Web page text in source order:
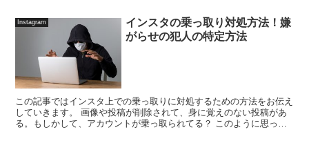
Instagram
インスタの乗っ取り対処方法！嫌
がらせの犯人の特定方法
この記事ではインスタ上での乗っ取りに対処するための方法をお伝え
していきます。 画像や投稿が削除されて、身に覚えのない投稿があ
る。もしかして、アカウントが乗っ取られてる？ このように思った